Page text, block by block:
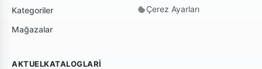
Kategoriler
Mağazalar
Çerez Ayarları
AKTUELKATALOGLARI